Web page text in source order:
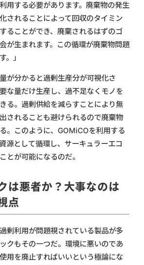
用する必要があります。廃棄物の発生
されることによって回収のタイミン
ることができ、廃棄されるはずのゴ
が生まれます。この循環が廃棄物問題
。」
が分かると過剰生産分が可視化さ
な量だけ生産し、過不足なくモノを
る。過剰供給を減らすことにより無
されることも避けられるので廃棄物
。このように、GOMiCOを利用する
源として循環し、サーキュラーエコ
とが可能になるのだ。
は悪者か？大事なのは
点
剰利用が問題視されている製品が多
クもその一つだ。環境に悪いのであ
用を廃止すればいいという極論にな